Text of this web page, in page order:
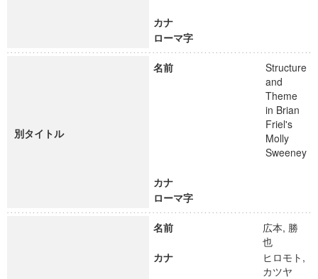
カナ
ローマ字
別タイトル
名前
Structure
and
Theme
in Brian
Friel's
Molly
Sweeney
カナ
ローマ字
名前
広本, 勝
也
カナ
ヒロモト,
カツヤ